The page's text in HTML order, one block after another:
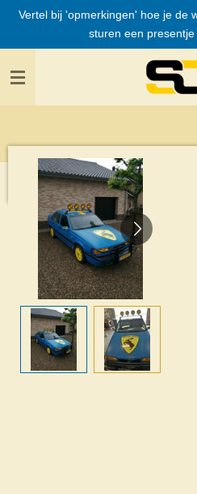
Ga
de
Vertel bij 'opmerkingen' hoe je de
sturen een